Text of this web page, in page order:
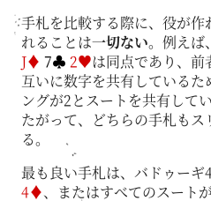
手札を比較する際に、役が作
れることは一切ない。例えば、
J♦ 7♣ 2♥は同点であり、
互いに数字を共有している
ングが2とスートを共有して
たがって、どちらの手札も
る。
最も良い手札は、バドゥーギ
4♦、またはすべてのスート